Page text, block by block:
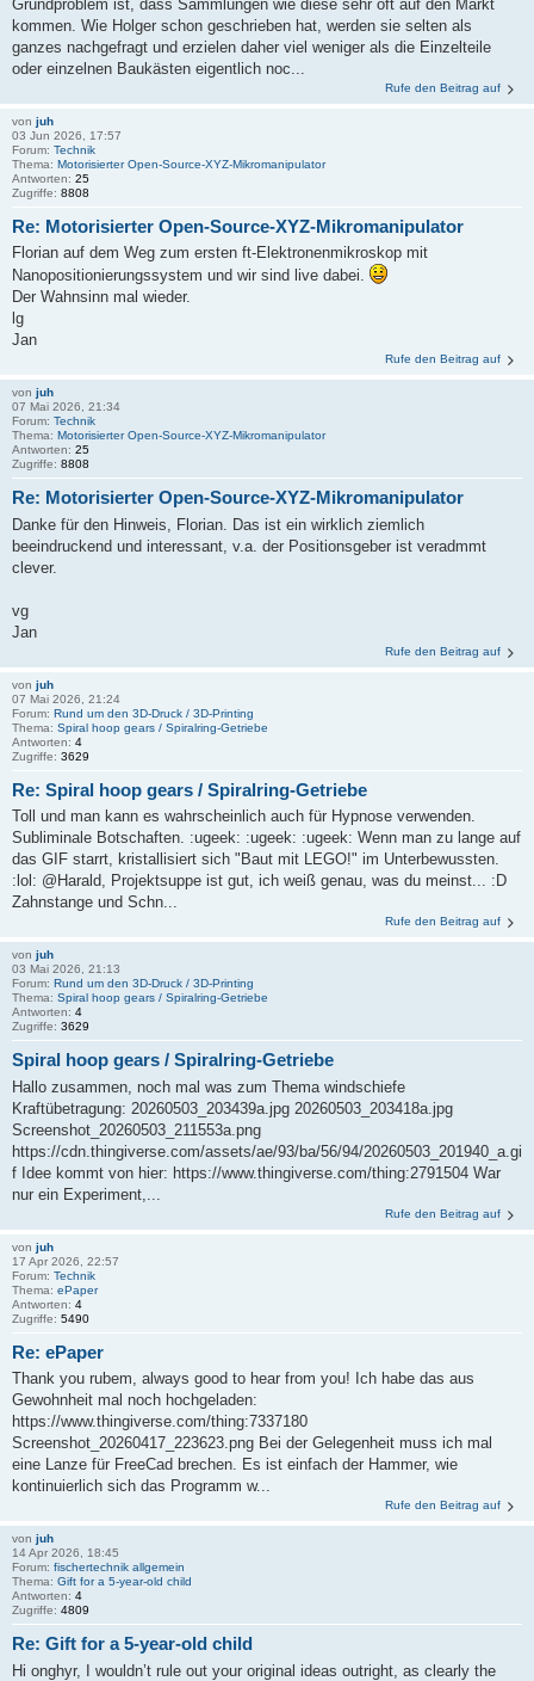
Grundproblem ist, dass Sammlungen wie diese sehr oft auf den Markt
kommen. Wie Holger schon geschrieben hat, werden sie selten als
ganzes nachgefragt und erzielen daher viel weniger als die Einzelteile
oder einzelnen Baukästen eigentlich noc...
Rufe den Beitrag auf
von juh
03 Jun 2026, 17:57
Forum: Technik
Thema: Motorisierter Open-Source-XYZ-Mikromanipulator
Antworten: 25
Zugriffe: 8808
Re: Motorisierter Open-Source-XYZ-Mikromanipulator
Florian auf dem Weg zum ersten ft-Elektronenmikroskop mit
Nanopositionierungssystem und wir sind live dabei.
Der Wahnsinn mal wieder.
lg
Jan
Rufe den Beitrag auf
von juh
07 Mai 2026, 21:34
Forum: Technik
Thema: Motorisierter Open-Source-XYZ-Mikromanipulator
Antworten: 25
Zugriffe: 8808
Re: Motorisierter Open-Source-XYZ-Mikromanipulator
Danke für den Hinweis, Florian. Das ist ein wirklich ziemlich
beeindruckend und interessant, v.a. der Positionsgeber ist veradmmt
clever.
vg
Jan
Rufe den Beitrag auf
von juh
07 Mai 2026, 21:24
Forum: Rund um den 3D-Druck / 3D-Printing
Thema: Spiral hoop gears / Spiralring-Getriebe
Antworten: 4
Zugriffe: 3629
Re: Spiral hoop gears / Spiralring-Getriebe
Toll und man kann es wahrscheinlich auch für Hypnose verwenden.
Subliminale Botschaften. :ugeek: :ugeek: :ugeek: Wenn man zu lange auf
das GIF starrt, kristallisiert sich "Baut mit LEGO!" im Unterbewussten.
:lol: @Harald, Projektsuppe ist gut, ich weiß genau, was du meinst... :D
Zahnstange und Schn...
Rufe den Beitrag auf
von juh
03 Mai 2026, 21:13
Forum: Rund um den 3D-Druck / 3D-Printing
Thema: Spiral hoop gears / Spiralring-Getriebe
Antworten: 4
Zugriffe: 3629
Spiral hoop gears / Spiralring-Getriebe
Hallo zusammen, noch mal was zum Thema windschiefe
Kraftübetragung: 20260503_203439a.jpg 20260503_203418a.jpg
Screenshot_20260503_211553a.png
https://cdn.thingiverse.com/assets/ae/93/ba/56/94/20260503_201940_a.gi
f Idee kommt von hier: https://www.thingiverse.com/thing:2791504 War
nur ein Experiment,...
Rufe den Beitrag auf
von juh
17 Apr 2026, 22:57
Forum: Technik
Thema: ePaper
Antworten: 4
Zugriffe: 5490
Re: ePaper
Thank you rubem, always good to hear from you! Ich habe das aus
Gewohnheit mal noch hochgeladen:
https://www.thingiverse.com/thing:7337180
Screenshot_20260417_223623.png Bei der Gelegenheit muss ich mal
eine Lanze für FreeCad brechen. Es ist einfach der Hammer, wie
kontinuierlich sich das Programm w...
Rufe den Beitrag auf
von juh
14 Apr 2026, 18:45
Forum: fischertechnik allgemein
Thema: Gift for a 5-year-old child
Antworten: 4
Zugriffe: 4809
Re: Gift for a 5-year-old child
Hi onghyr, I wouldn’t rule out your original ideas outright, as clearly the